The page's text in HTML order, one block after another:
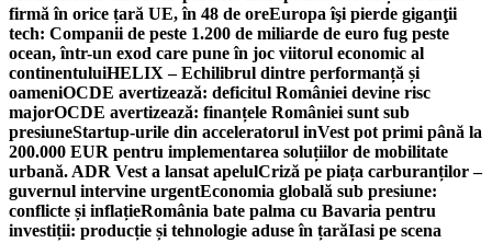
firmă în orice țară UE, în 48 de oreEuropa îşi pierde giganţii
tech: Companii de peste 1.200 de miliarde de euro fug peste
ocean, într-un exod care pune în joc viitorul economic al
continentuluiHELIX – Echilibrul dintre performanță și
oameniOCDE avertizează: deficitul României devine risc
majorOCDE avertizează: finanțele României sunt sub
presiuneStartup-urile din acceleratorul inVest pot primi până la
200.000 EUR pentru implementarea soluțiilor de mobilitate
urbană. ADR Vest a lansat apelulCriză pe piața carburanților –
guvernul intervine urgentEconomia globală sub presiune:
conflicte și inflațieRomânia bate palma cu Bavaria pentru
investiții: producție și tehnologie aduse în țarăIasi pe scena